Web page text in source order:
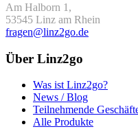
Am Halborn 1,
53545 Linz am Rhein
fragen@linz2go.de
Über Linz2go
Was ist Linz2go?
News / Blog
Teilnehmende
Alle Produkte